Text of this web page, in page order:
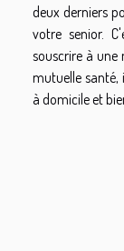
deux derniers
votre senior.
souscrire à une
mutuelle santé,
à domicile et